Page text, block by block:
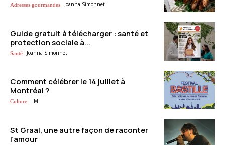
Adresses gourmandes Joanna Simonnet
Guide gratuit à télécharger : santé et
protection sociale à...
Santé Joanna Simonnet
Comment célébrer le 14 juillet à
Montréal ?
Culture FM
St Graal, une autre façon de raconter
l’amour